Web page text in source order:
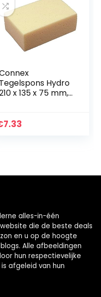
Tegelspons Hydro
x 135 x 75 mm,
7.33
alles-in-één
die de beste deals
en u op de hoogte
Alle afbeeldingen
hun respectievelijke
afgeleid van hun